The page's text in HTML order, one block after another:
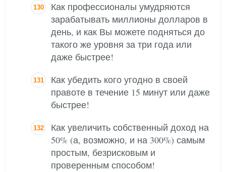
Как профессионалы умудряются
зарабатывать миллионы долларов в
день, и как Вы можете подняться до
такого же уровня за три года или
даже быстрее!
Как убедить кого угодно в своей
правоте в течение 15 минут или даже
быстрее!
Как увеличить собственный доход на
50% (а, возможно, и на 300%) самым
простым, безрисковым и
проверенным способом!